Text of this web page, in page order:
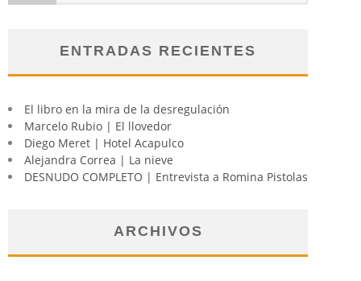
ENTRADAS RECIENTES
El libro en la mira de la desregulación
Marcelo Rubio | El llovedor
Diego Meret | Hotel Acapulco
Alejandra Correa | La nieve
DESNUDO COMPLETO | Entrevista a Romina Pistolas
ARCHIVOS